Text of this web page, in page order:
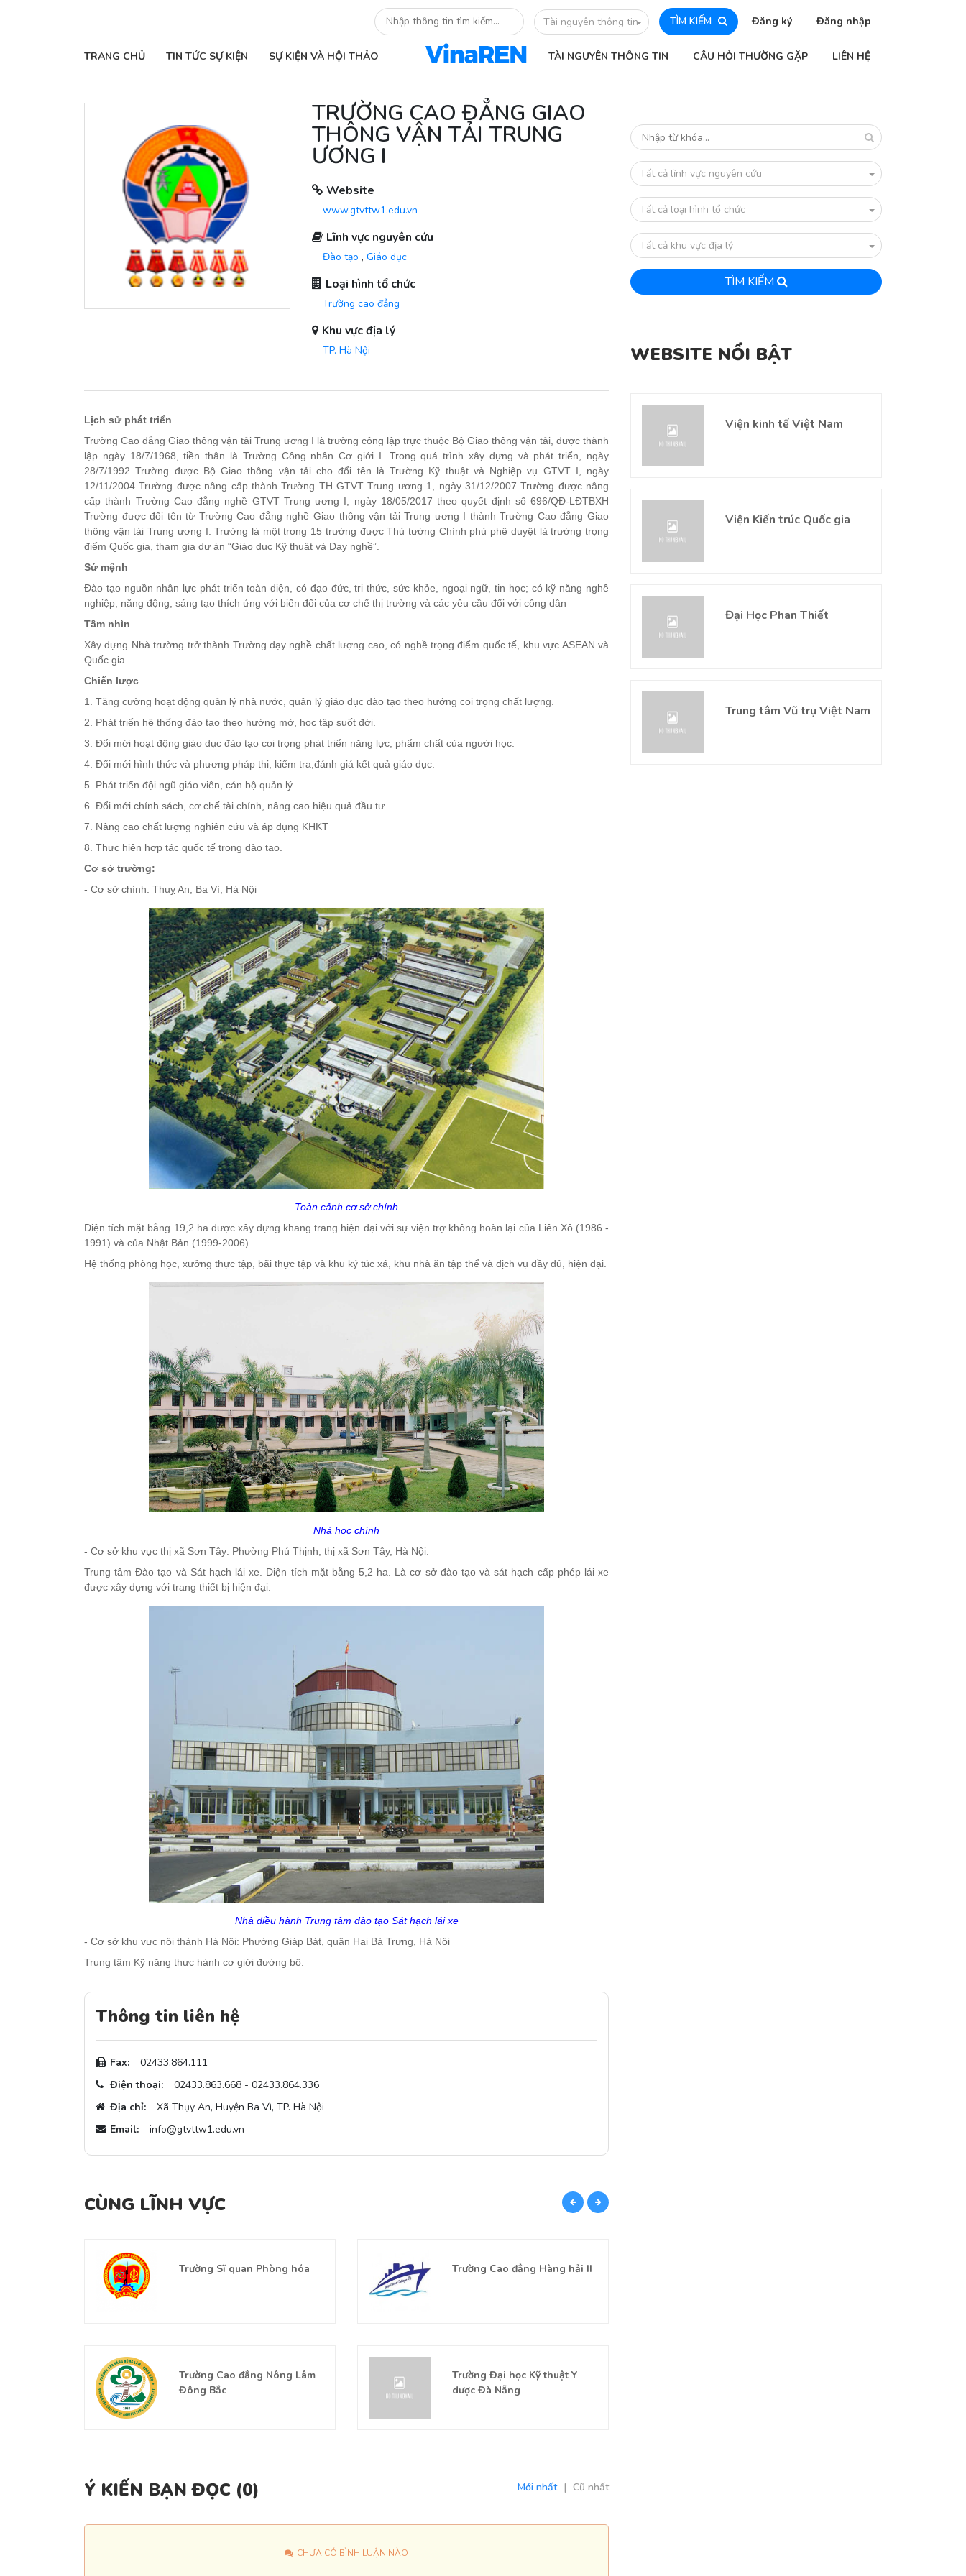
Tài nguyên thông tin TÌM KIẾM Đăng ký Đăng nhập
TRANG CHỦ TIN TỨC SỰ KIỆN SỰ KIỆN VÀ HỘI THẢO TÀI NGUYÊN THÔNG TIN CÂU HỎI THƯỜNG GẶP LIÊN HỆ
TRƯỜNG CAO ĐẲNG GIAO
THÔNG VẬN TẢI TRUNG
ƯƠNG I
Website
www.gtvttw1.edu.vn
Lĩnh vực nguyên cứu
Đào tạo , Giáo dục
Loại hình tổ chức
Trường cao đẳng
Khu vực địa lý
TP. Hà Nội
Lịch sử phát triển
Trường Cao đẳng Giao thông vận tải Trung ương I là trường công lập trực thuộc Bộ Giao thông vận tải, được thành
lập ngày 18/7/1968, tiền thân là Trường Công nhân Cơ giới I. Trong quá trình xây dựng và phát triển, ngày
28/7/1992 Trường được Bộ Giao thông vận tải cho đổi tên là Trường Kỹ thuật và Nghiệp vụ GTVT I, ngày
12/11/2004 Trường được nâng cấp thành Trường TH GTVT Trung ương 1, ngày 31/12/2007 Trường được nâng
cấp thành Trường Cao đẳng nghề GTVT Trung ương I, ngày 18/05/2017 theo quyết định số 696/QĐ-LĐTBXH
Trường được đổi tên từ Trường Cao đẳng nghề Giao thông vận tải Trung ương I thành Trường Cao đẳng Giao
thông vận tải Trung ương I. Trường là một trong 15 trường được Thủ tướng Chính phủ phê duyệt là trường trọng
điểm Quốc gia, tham gia dự án “Giáo dục Kỹ thuật và Dạy nghề”.
Sứ mệnh
Đào tạo nguồn nhân lực phát triển toàn diện, có đạo đức, tri thức, sức khỏe, ngoại ngữ, tin học; có kỹ năng nghề
nghiệp, năng động, sáng tạo thích ứng với biến đổi của cơ chế thị trường và các yêu cầu đối với công dân
Tầm nhìn
Xây dựng Nhà trường trở thành Trường dạy nghề chất lượng cao, có nghề trọng điểm quốc tế, khu vực ASEAN và
Quốc gia
Chiến lược
1. Tăng cường hoạt động quản lý nhà nước, quản lý giáo dục đào tạo theo hướng coi trọng chất lượng.
2. Phát triển hệ thống đào tạo theo hướng mở, học tập suốt đời.
3. Đổi mới hoạt động giáo dục đào tạo coi trọng phát triển năng lực, phẩm chất của người học.
4. Đổi mới hình thức và phương pháp thi, kiểm tra,đánh giá kết quả giáo dục.
5. Phát triển đội ngũ giáo viên, cán bộ quản lý
6. Đổi mới chính sách, cơ chế tài chính, nâng cao hiệu quả đầu tư
7. Nâng cao chất lượng nghiên cứu và áp dụng KHKT
8. Thực hiện hợp tác quốc tế trong đào tạo.
Cơ sở trường:
- Cơ sở chính: Thuỵ An, Ba Vì, Hà Nội
Toàn cảnh cơ sở chính
Diện tích mặt bằng 19,2 ha được xây dựng khang trang hiện đại với sự viện trợ không hoàn lại của Liên Xô (1986 -
1991) và của Nhật Bản (1999-2006).
Hệ thống phòng học, xưởng thực tập, bãi thực tập và khu ký túc xá, khu nhà ăn tập thể và dịch vụ đầy đủ, hiện đại.
Nhà học chính
- Cơ sở khu vực thị xã Sơn Tây: Phường Phú Thịnh, thị xã Sơn Tây, Hà Nội:
Trung tâm Đào tạo và Sát hạch lái xe. Diện tích mặt bằng 5,2 ha. Là cơ sở đào tạo và sát hạch cấp phép lái xe
được xây dựng với trang thiết bị hiện đại.
Nhà điều hành Trung tâm đào tạo Sát hạch lái xe
- Cơ sở khu vực nội thành Hà Nội: Phường Giáp Bát, quận Hai Bà Trưng, Hà Nội
Trung tâm Kỹ năng thực hành cơ giới đường bộ.
Thông tin liên hệ
Fax:
02433.864.111
Điện thoại:
02433.863.668 - 02433.864.336
Địa chỉ:
Xã Thụy An, Huyện Ba Vì, TP. Hà Nội
Email:
info@gtvttw1.edu.vn
CÙNG LĨNH VỰC
Trường Sĩ quan Phòng hóa Trường Cao đẳng Hàng hải II
Trường Cao đẳng Nông Lâm
Đông Bắc
Trường Đại học Kỹ thuật Y
dược Đà Nẵng
Ý KIẾN BẠN ĐỌC (0) Mới nhất | Cũ nhất
CHƯA CÓ BÌNH LUẬN NÀO
Tất cả lĩnh vực nguyên cứu
Tất cả loại hình tổ chức
Tất cả khu vực địa lý
TÌM KIẾM
WEBSITE NỔI BẬT
Viện kinh tế Việt Nam
Viện Kiến trúc Quốc gia
Đại Học Phan Thiết
Trung tâm Vũ trụ Việt Nam